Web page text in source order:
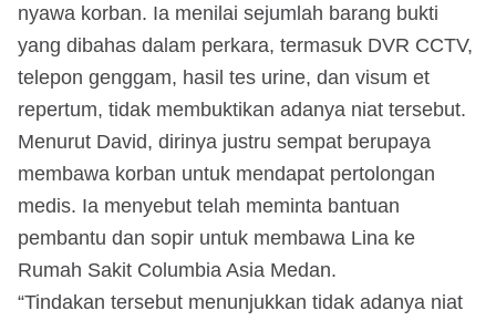
nyawa korban. Ia menilai sejumlah barang bukti
yang dibahas dalam perkara, termasuk DVR CCTV,
telepon genggam, hasil tes urine, dan visum et
repertum, tidak membuktikan adanya niat tersebut.
Menurut David, dirinya justru sempat berupaya
membawa korban untuk mendapat pertolongan
medis. Ia menyebut telah meminta bantuan
pembantu dan sopir untuk membawa Lina ke
Rumah Sakit Columbia Asia Medan.
“Tindakan tersebut menunjukkan tidak adanya niat